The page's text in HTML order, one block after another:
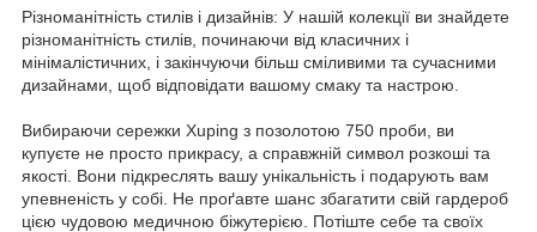
Різноманітність стилів і дизайнів: У нашій колекції ви знайдете
різноманітність стилів, починаючи від класичних і
мінімалістичних, і закінчуючи більш сміливими та сучасними
дизайнами, щоб відповідати вашому смаку та настрою.
Вибираючи сережки Xuping з позолотою 750 проби, ви
купуєте не просто прикрасу, а справжній символ розкоші та
якості. Вони підкреслять вашу унікальність і подарують вам
упевненість у собі. Не проґавте шанс збагатити свій гардероб
цією чудовою медичною біжутерією. Потіште себе та своїх